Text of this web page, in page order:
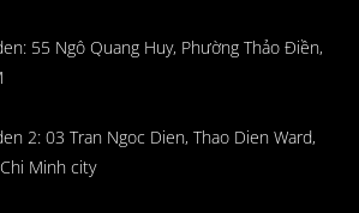
55 Ngô Quang Huy, Phường Thảo Điền,
2: 03 Tran Ngoc Dien, Thao Dien Ward,
Minh city